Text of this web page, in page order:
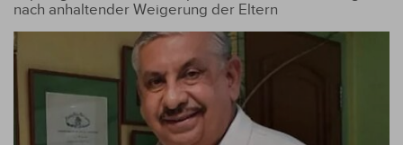
nach anhaltender Weigerung der Eltern